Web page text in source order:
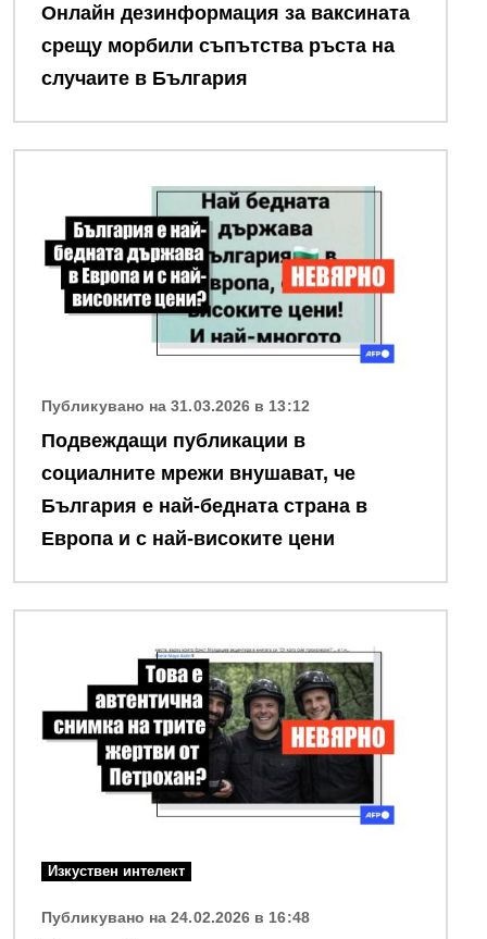
Онлайн дезинформация за ваксината
срещу морбили съпътства ръста на
случаите в България
Публикувано на 31.03.2026 в 13:12
Подвеждащи публикации в
социалните мрежи внушават, че
България е най-бедната страна в
Европа и с най-високите цени
Изкуствен интелект
Публикувано на 24.02.2026 в 16:48